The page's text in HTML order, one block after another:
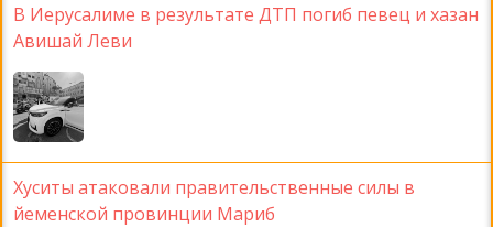
В Иерусалиме в результате ДТП погиб певец и хазан
Авишай Леви
Хуситы атаковали правительственные силы в
йеменской провинции Мариб